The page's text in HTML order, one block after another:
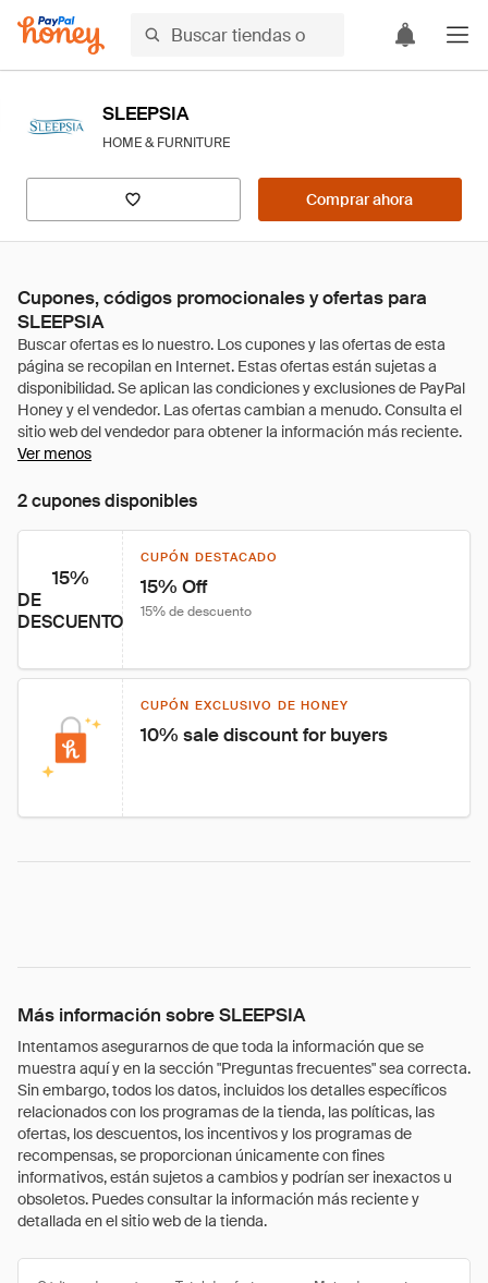
SLEEPSIA
HOME & FURNITURE
Comprar ahora
Cupones, códigos promocionales y ofertas para
SLEEPSIA
Ver menos
2 cupones disponibles
15%
DE
DESCUENTO
CUPÓN DESTACADO
15% Off
15% de descuento
CUPÓN EXCLUSIVO DE HONEY
10% sale discount for buyers
Más información sobre SLEEPSIA
Intentamos asegurarnos de que toda la información que se
muestra aquí y en la sección "Preguntas frecuentes" sea correcta.
Sin embargo, todos los datos, incluidos los detalles específicos
relacionados con los programas de la tienda, las políticas, las
ofertas, los descuentos, los incentivos y los programas de
recompensas, se proporcionan únicamente con fines
informativos, están sujetos a cambios y podrían ser inexactos u
obsoletos. Puedes consultar la información más reciente y
detallada en el sitio web de la tienda.